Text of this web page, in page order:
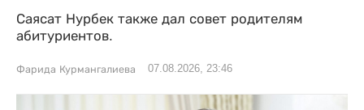
Саясат Нурбек также дал совет родителям
абитуриентов.
Фарида Курмангалиева 07.08.2026, 23:46